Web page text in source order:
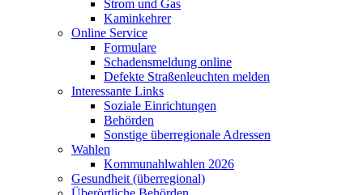
Strom und Gas
Kaminkehrer
Online Service
Formulare
Schadensmeldung online
Defekte Straßenleuchten melden
Interessante Links
Soziale Einrichtungen
Behörden
Sonstige überregionale Adressen
Wahlen
Kommunahlwahlen 2026
Gesundheit (überregional)